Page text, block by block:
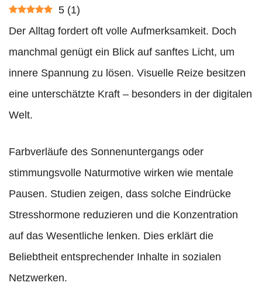
5 (1)
Der Alltag fordert oft volle Aufmerksamkeit. Doch
manchmal genügt ein Blick auf sanftes Licht, um
innere Spannung zu lösen. Visuelle Reize besitzen
eine unterschätzte Kraft – besonders in der digitalen
Welt.
Farbverläufe des Sonnenuntergangs oder
stimmungsvolle Naturmotive wirken wie mentale
Pausen. Studien zeigen, dass solche Eindrücke
Stresshormone reduzieren und die Konzentration
auf das Wesentliche lenken. Dies erklärt die
Beliebtheit entsprechender Inhalte in sozialen
Netzwerken.